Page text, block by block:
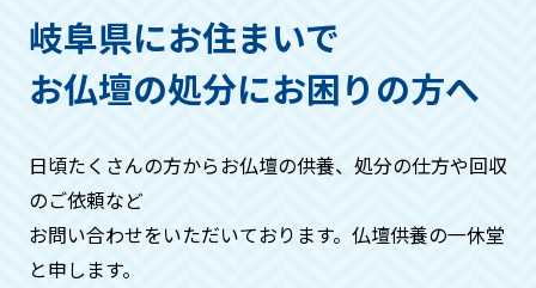
ただき、回収する仏具などは箱などにお
入れください。
基本的には・お問い合わせ→見積もり→
ご希望日時にお伺い、回収→お支払い→
供養→処分→供養証明証発行。といった
流れになります。
岐阜県にお住まいで
お仏壇の処分にお困りの方へ
日頃たくさんの方からお仏壇の供養、処分の仕方や回収
のご依頼など
お問い合わせをいただいております。仏壇供養の一休堂
と申します。